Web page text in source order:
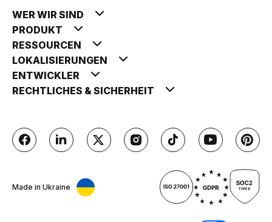
WER WIR SIND
PRODUKT
RESSOURCEN
LOKALISIERUNGEN
ENTWICKLER
RECHTLICHES & SICHERHEIT
Made in Ukraine